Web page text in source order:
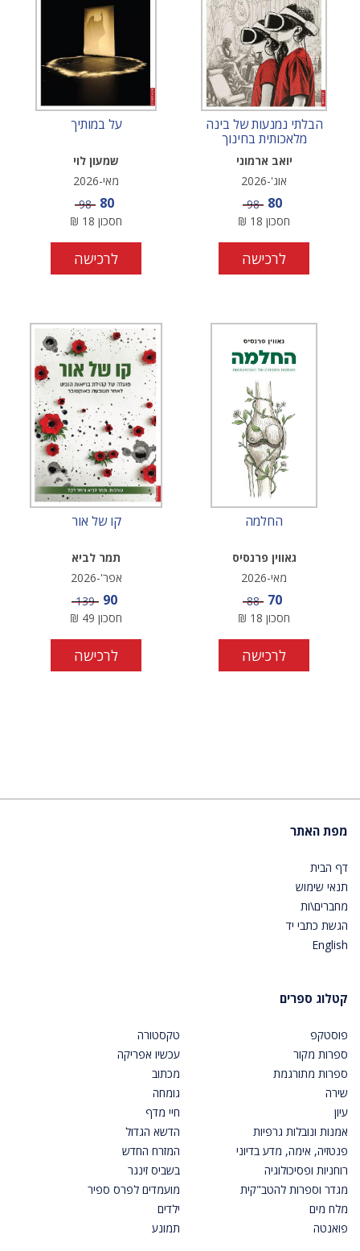
הבלתי נמנעות של בינה
מלאכותית בחינוך
יואב ארמוני
אוג'-2026
מחיר מבצע
80 מחיר
98
חסכון 18
₪
לרכישה
על במותיך
שמעון לוי
מאי-2026
מחיר מבצע
80 מחיר
98
חסכון 18
₪
לרכישה
החלמה
גאווין פרנסיס
מאי-2026
מחיר מבצע
70 מחיר
88
חסכון 18
₪
לרכישה
קו של אור
תמר לביא
אפר'-2026
מחיר מבצע
90 מחיר
139
חסכון 49
₪
לרכישה
מפת האתר
דף הבית
תנאי שימוש
מחברים\ות
הגשת כתבי יד
English
קטלוג ספרים
פוסטקפ
ספרות מקור
ספרות מתורגמת
שירה
עיון
אמנות ונובלות גרפיות
פנטזיה, אימה, מדע בדיוני
רוחניות ופסיכולוגיה
מגדר וספרות להטב"קית
מלח מים
פואנטה
טקסטורה
עכשיו אפריקה
מכתוב
גומחה
חיי מדף
הדשא הגדול
המזרח החדש
בשביס זינגר
מועמדים לפרס ספיר
ילדים
תמונע